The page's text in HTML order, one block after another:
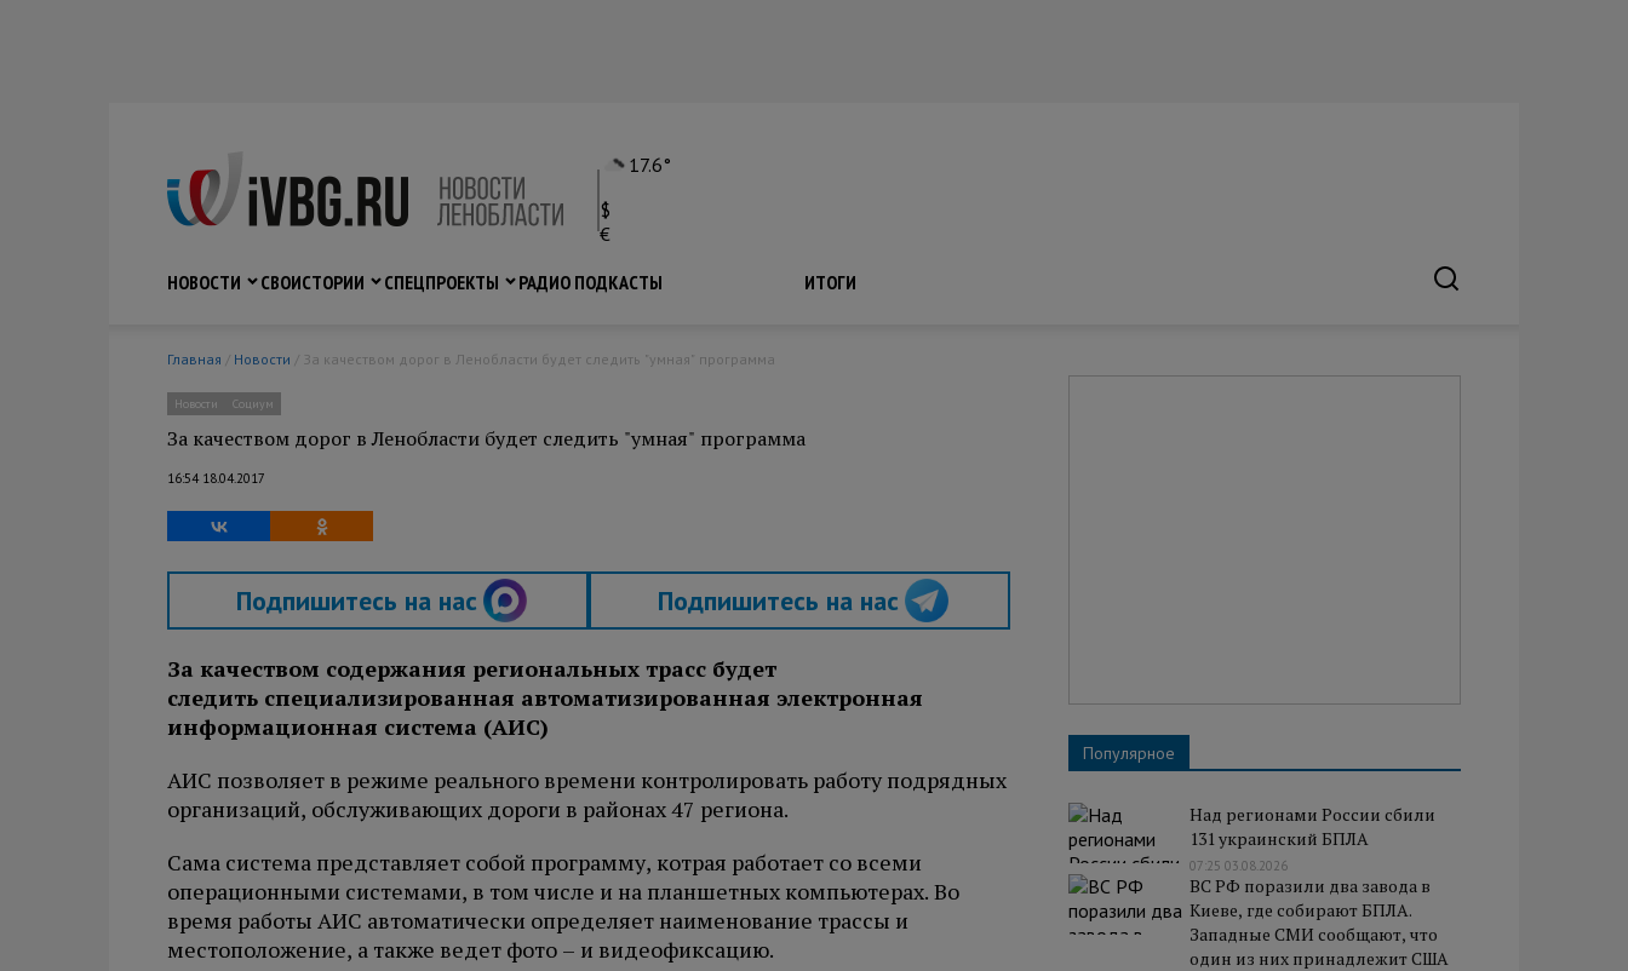
17.6°
$
€
НОВОСТИ
СВОИСТОРИИ СПЕЦПРОЕКТЫ РАДИО ПОДКАСТЫ ИТОГИ
Главная / Новости / За качеством дорог в Ленобласти будет следить "умная" программа
Новости Социум
За качеством дорог в Ленобласти будет следить "умная" программа
16:54 18.04.2017
Подпишитесь на нас Подпишитесь на нас
За качеством содержания региональных трасс будет
следить специализированная автоматизированная электронная
информационная система (АИС)
АИС позволяет в режиме реального времени контролировать работу подрядных
организаций, обслуживающих дороги в районах 47 региона.
Сама система представляет собой программу, котрая работает со всеми
операционными системами, в том числе и на планшетных компьютерах. Во
время работы АИС автоматически определяет наименование трассы и
местоположение, а также ведет фото – и видеофиксацию.
Популярное
Над регионами России сбили
131 украинский БПЛА
07:25 03.08.2026
ВС РФ поразили два завода в
Киеве, где собирают БПЛА.
Западные СМИ сообщают, что
один из них принадлежит США